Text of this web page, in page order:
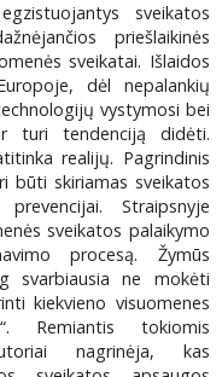
sveikatos
priešlaikinės
sveikatai. Išlaidos
dėl nepalankių
vystymosi bei
turi tendenciją didėti.
realijų. Pagrindinis
būti skiriamas sveikatos
Straipsnyje
sveikatos palaikymo
procesą. Žymūs
svarbiausia ne mokėti
kiekvieno visuomenes
Remiantis tokiomis
nagrinėja, kas